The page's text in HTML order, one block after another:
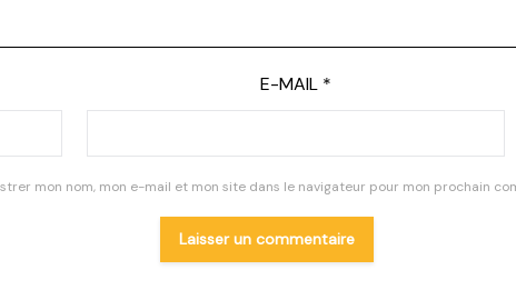
E-MAIL *
mon nom, mon e-mail et mon site dans le navigateur pour mon prochain